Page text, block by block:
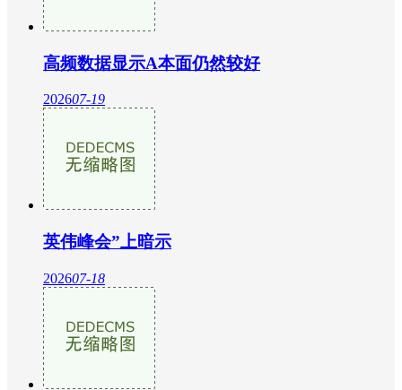
高频数据显示A本面仍然较好
202607-19
英伟峰会”上暗示
202607-18